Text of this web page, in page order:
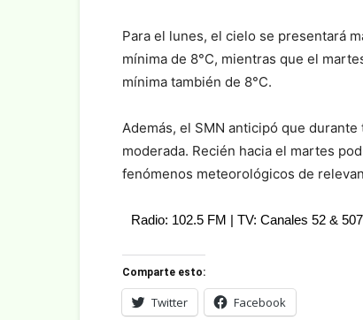
Para el lunes, el cielo se presentará
mínima de 8°C, mientras que el
mínima también de 8°C.
Además, el SMN anticipó que
moderada. Recién hacia el martes
fenómenos meteorológicos de
Radio: 102.5 FM | TV: Canales 52 &
Comparte esto:
Twitter Facebook